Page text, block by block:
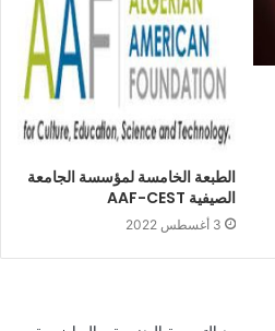
الطبعة الخامسة لمؤسسة الجامعة
الصيفية AAF-CEST
3 أغسطس 2022